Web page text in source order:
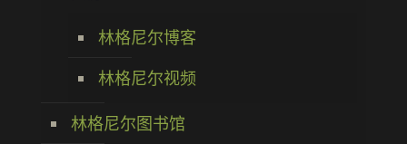
林格尼尔博客
林格尼尔视频
林格尼尔图书馆